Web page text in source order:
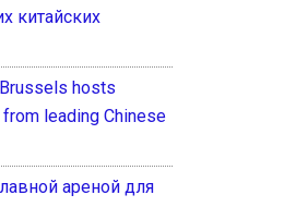
китайских
hosts
leading Chinese
ареной для